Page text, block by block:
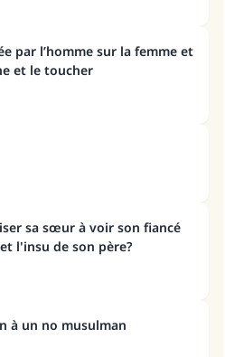
par l’homme sur la femme et
et le toucher
sa sœur à voir son fiancé
l'insu de son père?
à un no musulman
grâce à votre
(Paix sur lui) a dit:
bonne action obtient la
que celui qui le fait."